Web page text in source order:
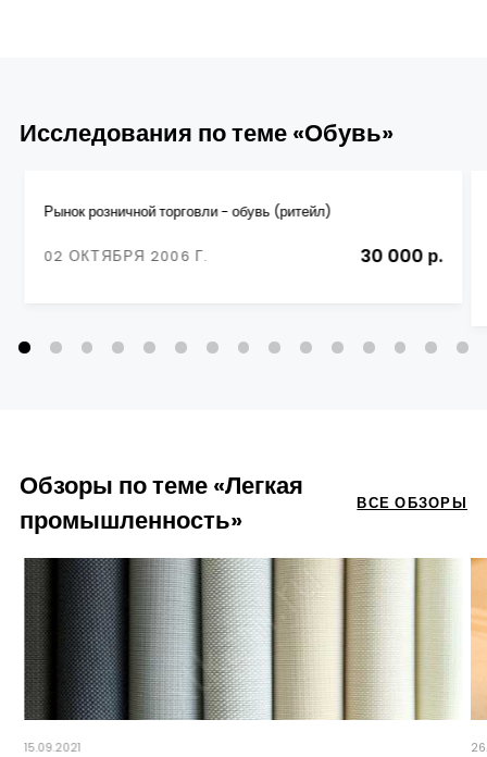
Исследования по теме «Обувь»
Рынок розничной торговли - обувь (ритейл)
02 ОКТЯБРЯ 2006 Г. 30 000 р.
Обзоры по теме «Легкая
промышленность»
ВСЕ ОБЗОРЫ
15.09.2021